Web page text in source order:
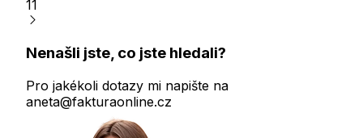
11
Nenašli jste, co jste hledali?
Pro jakékoli dotazy mi napište na
aneta@fakturaonline.cz